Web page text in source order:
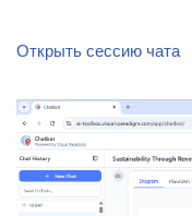
Открыть сессию чата